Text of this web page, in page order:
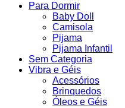
Para Dormir
Baby Doll
Camisola
Pijama
Pijama Infantil
Sem Categoria
Vibra e Géis
Acessórios
Brinquedos
Óleos e Géis